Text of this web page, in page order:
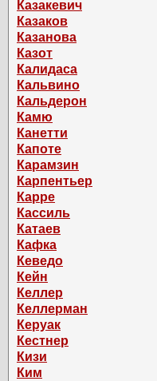
Казакевич
Казаков
Казанова
Казот
Калидаса
Кальвино
Кальдерон
Камю
Канетти
Капоте
Карамзин
Карпентьер
Карре
Кассиль
Катаев
Кафка
Кеведо
Кейн
Келлер
Келлерман
Керуак
Кестнер
Кизи
Ким